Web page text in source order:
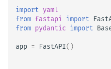
import yaml
from fastapi import
from pydantic import
app = FastAPI()